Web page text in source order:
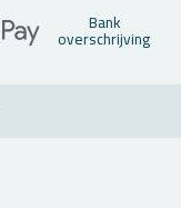
Bank
over­schrij­ving